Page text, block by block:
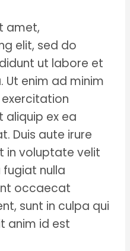
amet,
elit, sed do
ut labore et
Ut enim ad minim
aliquip ex ea
Duis aute irure
in voluptate velit
fugiat nulla
occaecat
sunt in culpa qui
anim id est